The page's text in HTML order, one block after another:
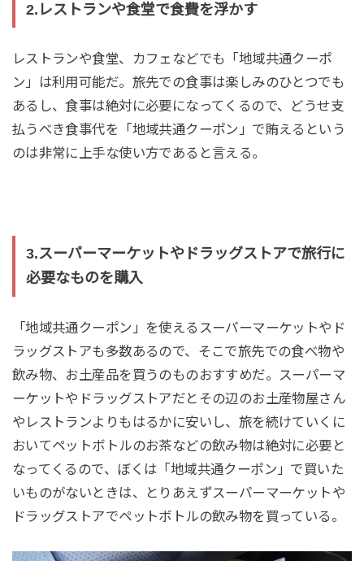
2.レストランや食堂で食費を浮かす
レストランや食堂、カフェなどでも「地域共通クーポ
ン」は利用可能だ。旅先での食事は楽しみのひとつでも
あるし、食事は絶対に必要になってくるので、どうせ支
払うべき食事代を「地域共通クーポン」で賄えるという
のは非常に上手な使い方であると言える。
3.スーパーマーケットやドラッグストアで旅行に
必要なものを購入
「地域共通クーポン」を使えるスーパーマーケットやド
ラッグストアも多数あるので、そこで旅先での食べ物や
飲み物、お土産品を買うのものおすすめだ。スーパーマ
ーケットやドラッグストアだとその辺のお土産物屋さん
やレストランよりもはるかに安いし、旅を続けていくに
おいてペットボトルのお茶などの飲み物は絶対に必要と
なってくるので、ぼくは「地域共通クーポン」で買いた
いものがないときは、とりあえずスーパーマーケットや
ドラッグストアでペットボトルの飲み物を買っている。